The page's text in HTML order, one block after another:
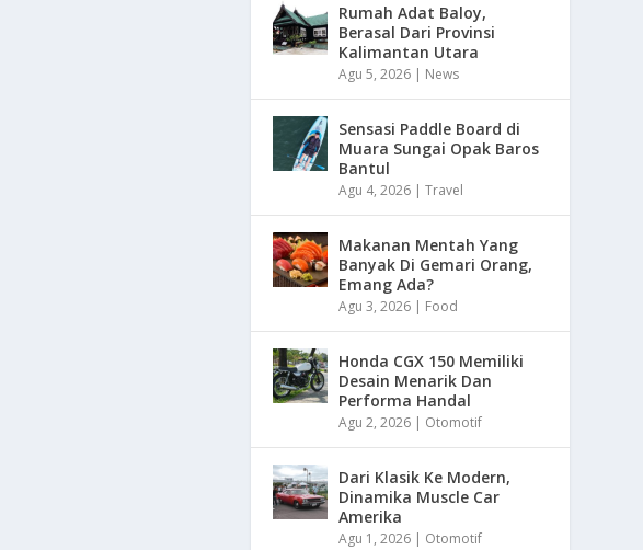
Rumah Adat Baloy,
Berasal Dari Provinsi
Kalimantan Utara
Agu 5, 2026 | News
Sensasi Paddle Board di
Muara Sungai Opak Baros
Bantul
Agu 4, 2026 |Travel
Makanan Mentah Yang
Banyak Di Gemari Orang,
Emang Ada?
Agu 3, 2026 | Food
Honda CGX 150 Memiliki
Desain Menarik Dan
Performa Handal
Agu 2, 2026 | Otomotif
Dari Klasik Ke Modern,
Dinamika Muscle Car
Amerika
Agu 1, 2026 | Otomotif